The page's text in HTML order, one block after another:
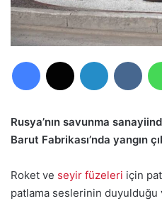
Rusya’nın savunma
Barut Fabrikası’nda yangın
Roket ve seyir füzeleri için
patlama seslerinin duyulduğu